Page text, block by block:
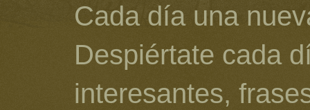
Cada día una
Despiértate cada
interesantes,